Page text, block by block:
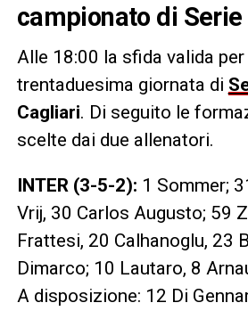
campionato di Serie
Alle 18:00 la sfida valida per
trentaduesima giornata di
Cagliari. Di seguito le
scelte dai due allenatori.
INTER (3-5-2): 1 Sommer;
Vrij, 30 Carlos Augusto; 59
Frattesi, 20 Calhanoglu, 23
Dimarco; 10 Lautaro, 8
A disposizione: 12 Di